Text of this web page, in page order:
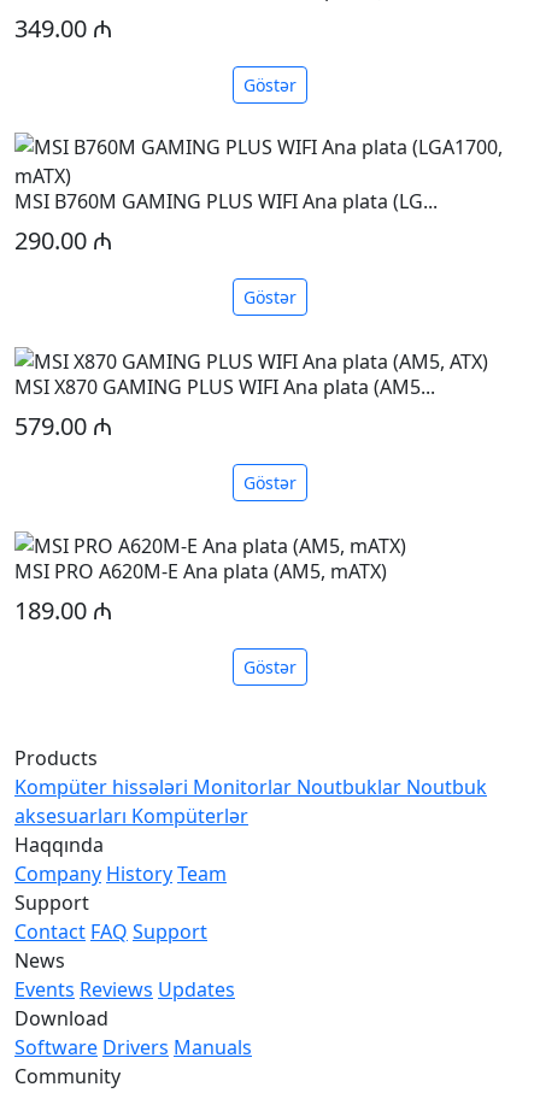
349.00 ₼
Göstər
MSI B760M GAMING PLUS WIFI Ana plata (LG...
290.00 ₼
Göstər
MSI X870 GAMING PLUS WIFI Ana plata (AM5...
579.00 ₼
Göstər
MSI PRO A620M-E Ana plata (AM5, mATX)
189.00 ₼
Göstər
Products
Kompüter hissələri Monitorlar Noutbuklar Noutbuk
aksesuarları Kompüterlər
Haqqında
Company HistoryTeam
Support
Contact FAQ Support
News
Events Reviews Updates
Download
Software Drivers Manuals
Community